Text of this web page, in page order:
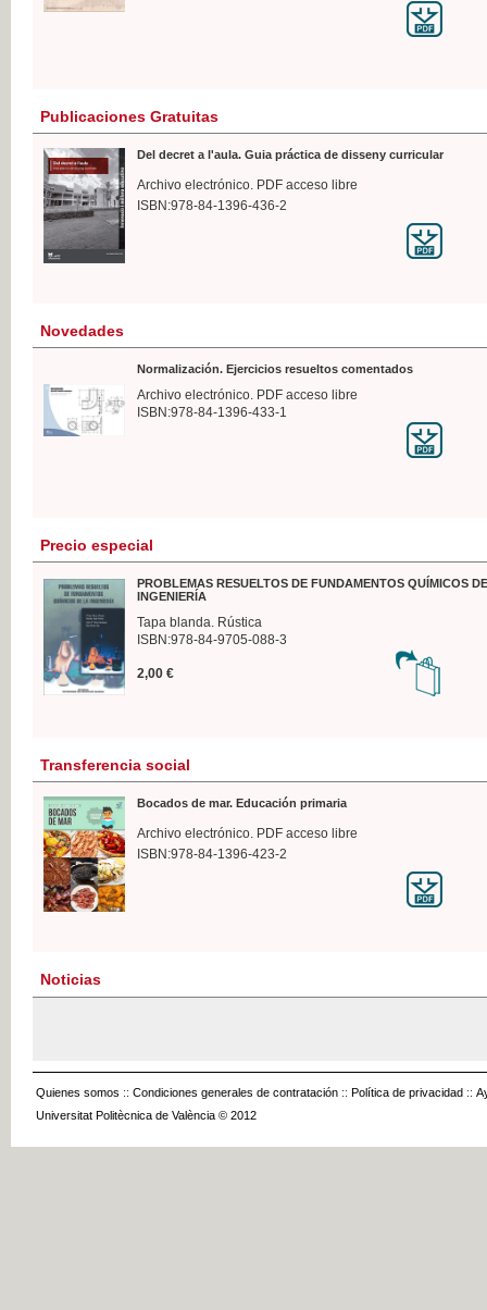
Publicaciones Gratuitas
Del decret a l'aula. Guia práctica de disseny curricular
Archivo electrónico. PDF acceso libre
ISBN:978-84-1396-436-2
Novedades
Normalización. Ejercicios resueltos comentados
Archivo electrónico. PDF acceso libre
ISBN:978-84-1396-433-1
Precio especial
PROBLEMAS RESUELTOS DE FUNDAMENTOS QUÍMICOS
INGENIERÍA
Tapa blanda. Rústica
ISBN:978-84-9705-088-3
2,00 €
Transferencia social
Bocados de mar. Educación primaria
Archivo electrónico. PDF acceso libre
ISBN:978-84-1396-423-2
Noticias
Quienes somos :: Condiciones generales de contratación :: Política de privacidad ::
Universitat Politècnica de València © 2012